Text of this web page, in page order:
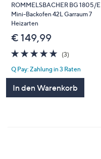
ROMMELSBACHER BG 1805/E
Mini-Backofen 42L Garraum 7
Heizarten
€ 149,99
5.0
von
5
(3)
Q Pay: Zahlung in 3 Raten
In den Warenkorb